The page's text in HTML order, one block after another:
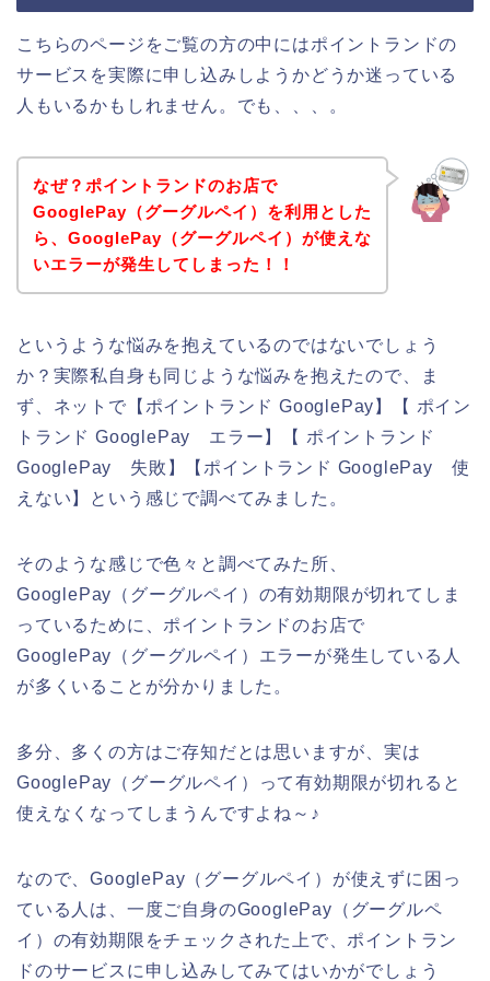
こちらのページをご覧の方の中にはポイントランドの
サービスを実際に申し込みしようかどうか迷っている
人もいるかもしれません。でも、、、。
なぜ？ポイントランドのお店で
GooglePay（グーグルペイ）を利用とした
ら、GooglePay（グーグルペイ）が使えな
いエラーが発生してしまった！！
というような悩みを抱えているのではないでしょう
か？実際私自身も同じような悩みを抱えたので、ま
ず、ネットで【ポイントランド GooglePay】【 ポイン
トランド GooglePay エラー】【 ポイントランド
GooglePay 失敗】【ポイントランド GooglePay 使
えない】という感じで調べてみました。
そのような感じで色々と調べてみた所、
GooglePay（グーグルペイ）の有効期限が切れてしま
っているために、ポイントランドのお店で
GooglePay（グーグルペイ）エラーが発生している人
が多くいることが分かりました。
多分、多くの方はご存知だとは思いますが、実は
GooglePay（グーグルペイ）って有効期限が切れると
使えなくなってしまうんですよね～♪
なので、GooglePay（グーグルペイ）が使えずに困っ
ている人は、一度ご自身のGooglePay（グーグルペ
イ）の有効期限をチェックされた上で、ポイントラン
ドのサービスに申し込みしてみてはいかがでしょう